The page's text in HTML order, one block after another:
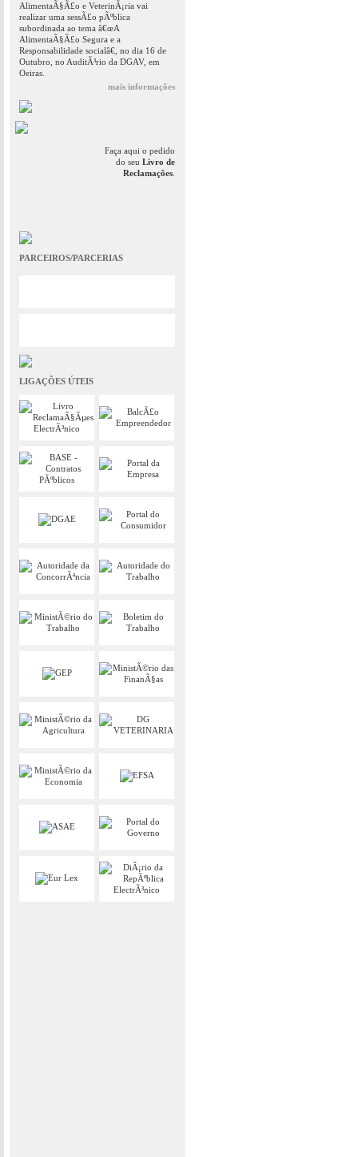
AlimentaÃ§Ã£o e VeterinÃ¡ria vai
realizar uma sessÃ£o pÃºblica
subordinada ao tema â€œA
AlimentaÃ§Ã£o Segura e a
Responsabilidade socialâ€, no dia 16 de
Outubro, no AuditÃ³rio da DGAV, em
Oeiras.
mais informações
Faça aqui o pedido
do seu Livro de
Reclamações
PARCEIROS/PARCERIAS
LIGAÇÕES ÚTEIS